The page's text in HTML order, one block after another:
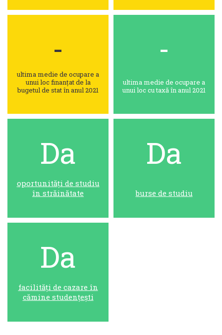
-
ultima medie de ocupare a
unui loc finanțat de la
bugetul de stat în anul 2021
-
ultima medie de ocupare a
unui loc cu taxă în anul 2021
Da
oportunități de studiu
în străinătate
Da
burse de studiu
Da
facilități de cazare în
cămine studențești